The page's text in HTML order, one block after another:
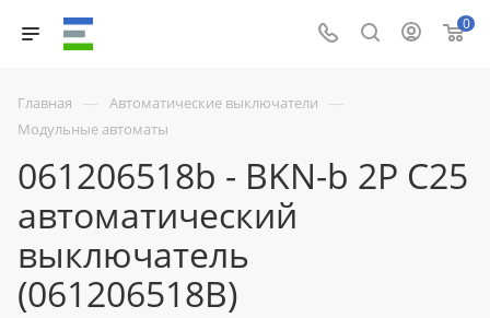
0
Главная — Автоматические выключатели —
Модульные автоматы
061206518b - BKN-b 2P C25
автоматический
выключатель
(061206518B)